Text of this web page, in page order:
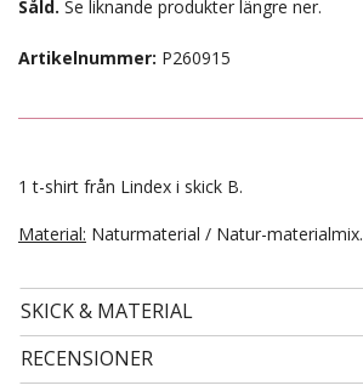
Såld. Se liknande produkter längre ner.
Artikelnummer: P260915
1 t-shirt från Lindex i skick B.
Material: Naturmaterial / Natur-materialmix.
SKICK & MATERIAL
RECENSIONER